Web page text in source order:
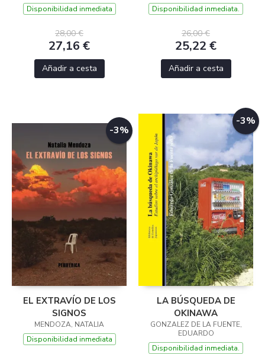
Disponibilidad inmediata
28,00 €
27,16 €
Añadir a cesta
Disponibilidad inmediata.
26,00 €
25,22 €
Añadir a cesta
-3%
EL EXTRAVÍO DE LOS
SIGNOS
MENDOZA, NATALIA
Disponibilidad inmediata
-3%
LA BÚSQUEDA DE
OKINAWA
GONZALEZ DE LA FUENTE,
EDUARDO
Disponibilidad inmediata.